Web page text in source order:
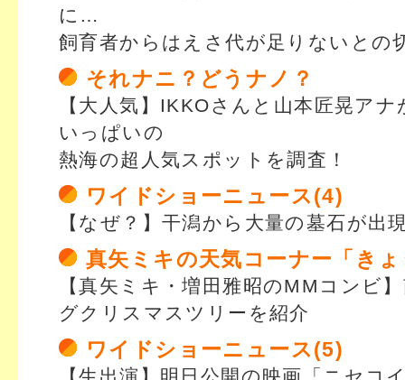
に…
飼育者からはえさ代が足りないとの
それナニ？どうナノ？
【大人気】IKKOさんと山本匠晃ア
いっぱいの
熱海の超人気スポットを調査！
ワイドショーニュース(4)
【なぜ？】干潟から大量の墓石が出
真矢ミキの天気コーナー「き
【真矢ミキ・増田雅昭のMMコンビ
グクリスマスツリーを紹介
ワイドショーニュース(5)